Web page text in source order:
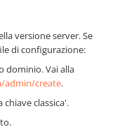
versione server. Se
di configurazione:
dominio. Vai alla
admin/create.
chiave classica'.